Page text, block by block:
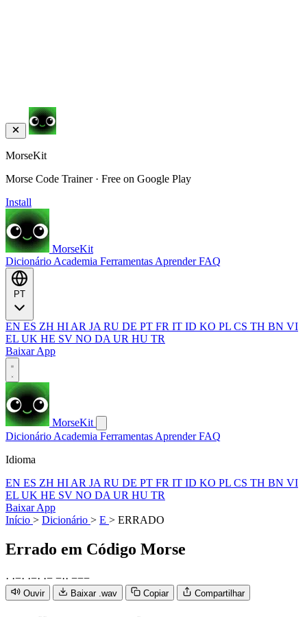
MorseKit
Morse Code Trainer · Free on Google Play
Install
MorseKit
Dicionário Academia Ferramentas AprenderFAQ
EN ES ZH HI AR JA RU DE PT FR IT ID KO PL CS TH BN VI
EL UK HE SV NO DA UR HU TR
Baixar App
MorseKit
Dicionário Academia Ferramentas AprenderFAQ
Idioma
EN ES ZH HI AR JA RU DE PT FR IT ID KO PL CS TH BN VI
EL UK HE SV NO DA UR HU TR
Baixar App
Início > Dicionário > E > ERRADO
Errado em Código Morse
· ·−· ·−· ·− −·· −−−
Ouvir Baixar .wav Copiar Compartilhar